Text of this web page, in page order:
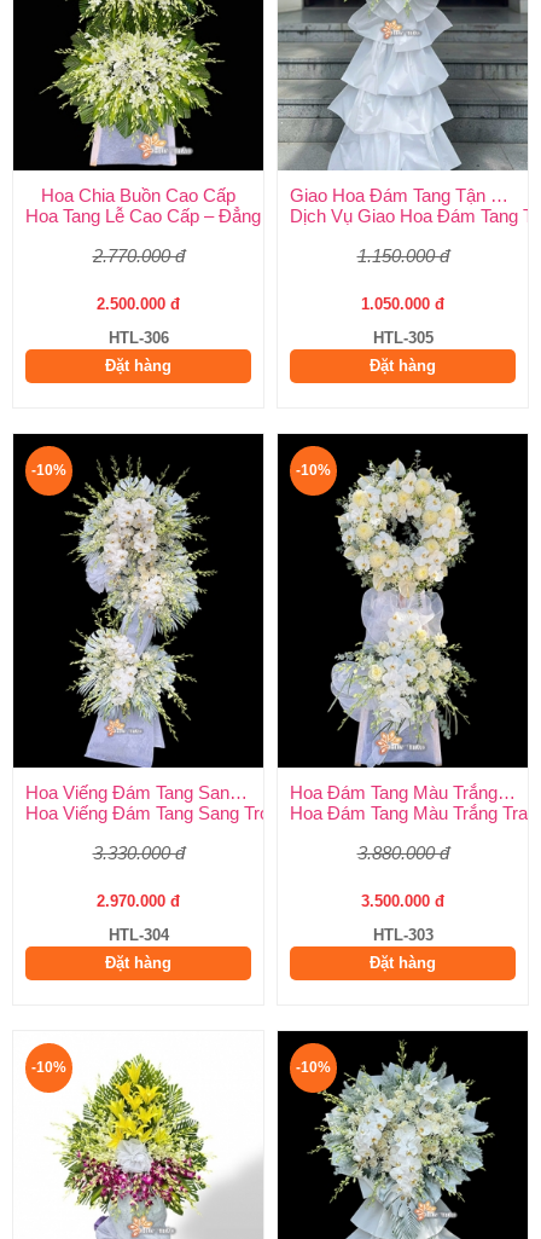
Hoa Chia Buồn Cao Cấp
Hoa Tang Lễ Cao Cấp – Đẳng Cấp Tinh Tế, Kính Viếng Trang
2.770.000 đ
2.500.000 đ
HTL-306
Đặt hàng
Giao Hoa Đám Tang Tận Nơi Toàn Quốc
Dịch Vụ Giao Hoa Đám Tang
1.150.000 đ
1.050.000 đ
HTL-305
Đặt hàng
-10%
Hoa Viếng Đám Tang Sang Trọng
Hoa Viếng Đám Tang Sang Trọng – Kính Tận Tâm, Tiễn Biệt
3.330.000 đ
2.970.000 đ
HTL-304
Đặt hàng
-10%
Hoa Đám Tang Màu Trắng Trang Nghiêm
Hoa Đám Tang Màu Trắng
3.880.000 đ
3.500.000 đ
HTL-303
Đặt hàng
-10% -10%